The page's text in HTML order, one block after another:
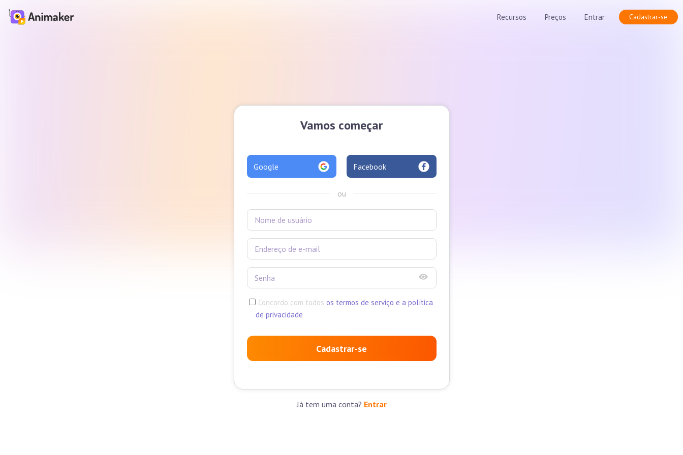
Recursos Preços Entrar Cadastrar-se
Vamos começar
Google Facebook
ou
Concordo com todos os termos de serviço e a política
de privacidade
Cadastrar-se
Já tem uma conta? Entrar